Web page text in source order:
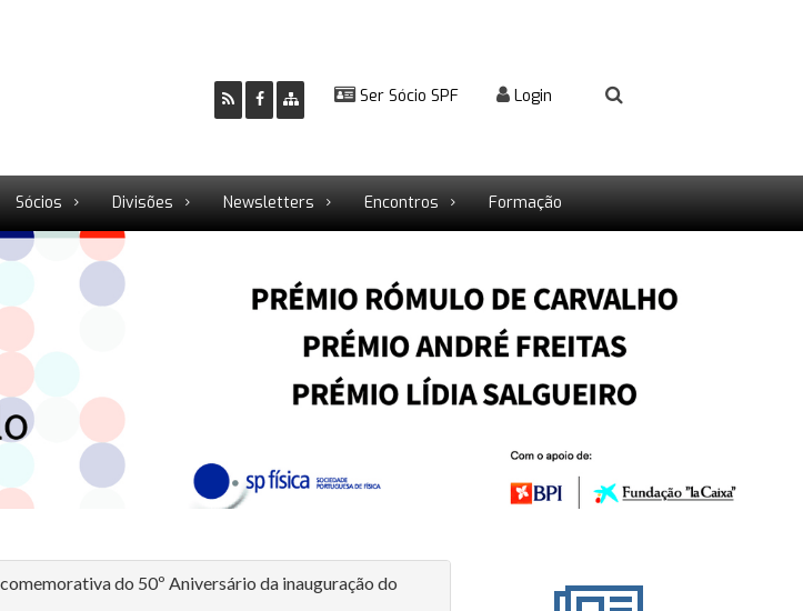
Ser Sócio SPF Login
Sócios Divisões Newsletters Encontros Formação
do 50º Aniversário da inauguração do